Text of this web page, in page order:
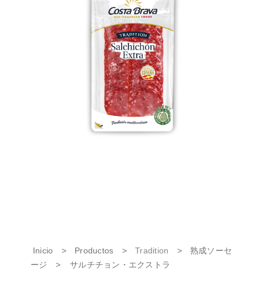
Inicio > Productos > Tradition >
熟成ソーセ
ージ
> サルチチョン・エクストラ